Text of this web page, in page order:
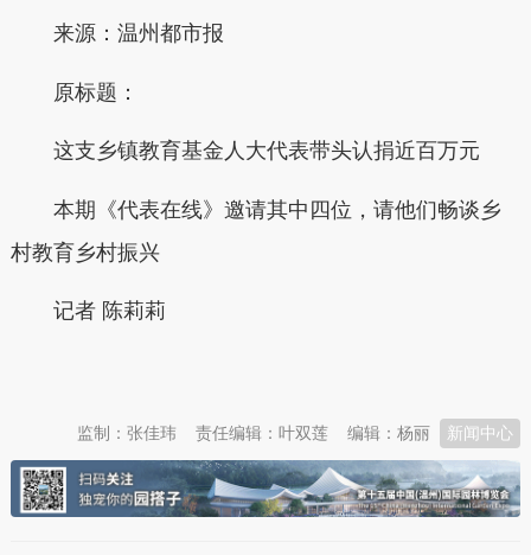
来源：温州都市报
原标题：
这支乡镇教育基金人大代表带头认捐近百万元
本期《代表在线》邀请其中四位，请他们畅谈乡
村教育乡村振兴
记者 陈莉莉
新闻中心
编辑：杨丽
责任编辑：叶双莲
监制：张佳玮